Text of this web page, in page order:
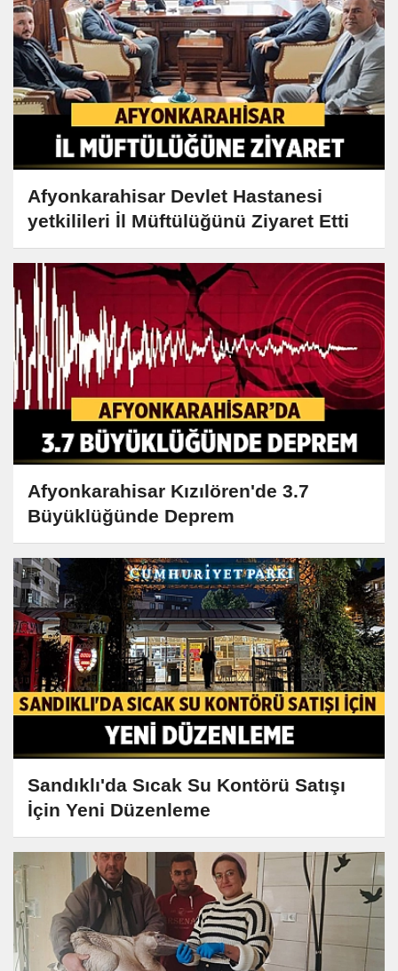
Afyonkarahisar Devlet Hastanesi
yetkilileri İl Müftülüğünü Ziyaret Etti
Afyonkarahisar Kızılören'de 3.7
Büyüklüğünde Deprem
Sandıklı'da Sıcak Su Kontörü Satışı
İçin Yeni Düzenleme